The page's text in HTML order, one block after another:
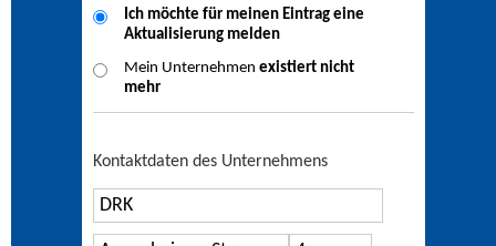
Ich möchte für meinen Eintrag eine
Aktualisierung melden
Mein Unternehmen existiert nicht
mehr
Kontaktdaten des Unternehmens